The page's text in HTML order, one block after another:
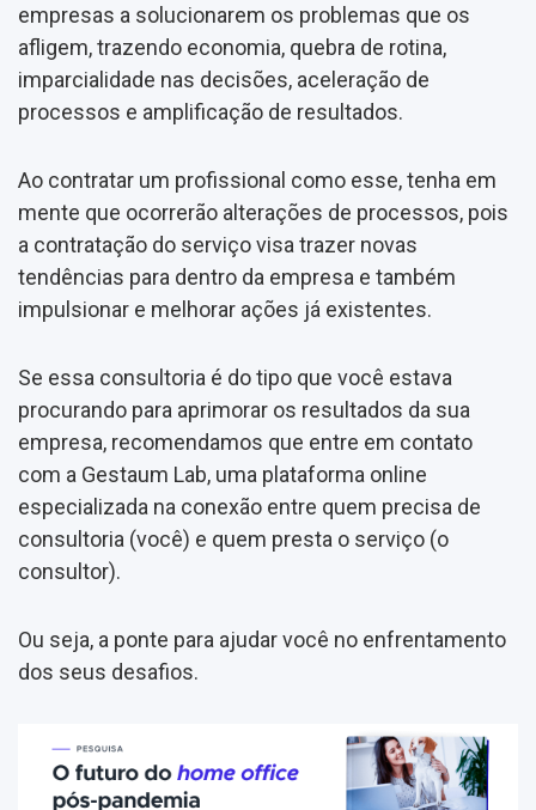
empresas a solucionarem os problemas que os
afligem, trazendo economia, quebra de rotina,
imparcialidade nas decisões, aceleração de
processos e amplificação de resultados.
Ao contratar um profissional como esse, tenha em
mente que ocorrerão alterações de processos, pois
a contratação do serviço visa trazer novas
tendências para dentro da empresa e também
impulsionar e melhorar ações já existentes.
Se essa consultoria é do tipo que você estava
procurando para aprimorar os resultados da sua
empresa, recomendamos que entre em contato
com a Gestaum Lab, uma plataforma online
especializada na conexão entre quem precisa de
consultoria (você) e quem presta o serviço (o
consultor).
Ou seja, a ponte para ajudar você no enfrentamento
dos seus desafios.